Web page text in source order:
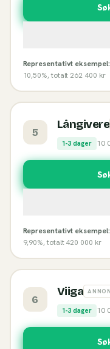
Representativt eksempel:
10,50%, totalt 262 400 kr
5
Långivere
1-3 dager 10
Representativt eksempel:
9,90%, totalt 420 000 kr
6
Viiga
1-3 dager 10